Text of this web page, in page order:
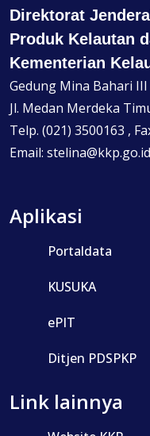
Direktorat
Produk Kelautan
Kementerian
Gedung Mina Bahari
Jl. Medan Merdeka
Telp. (021) 3500163 ,
Email: stelina@kkp.go.id
Aplikasi
Portaldata
KUSUKA
ePIT
Ditjen PDSPKP
Link lainnya